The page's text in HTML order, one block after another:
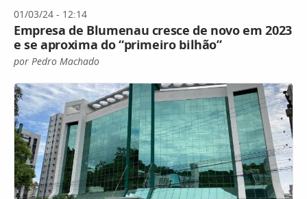
01/03/24 - 12:14
Empresa de Blumenau cresce de novo em 2023
e se aproxima do “primeiro bilhão”
por Pedro Machado